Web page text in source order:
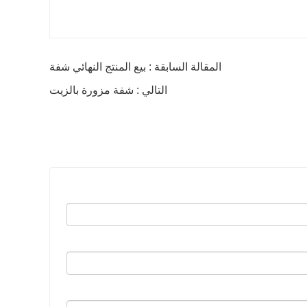
المقالة السابقة : بيع المنتج النهائي شفة
التالي : شفة مزورة بالزيت